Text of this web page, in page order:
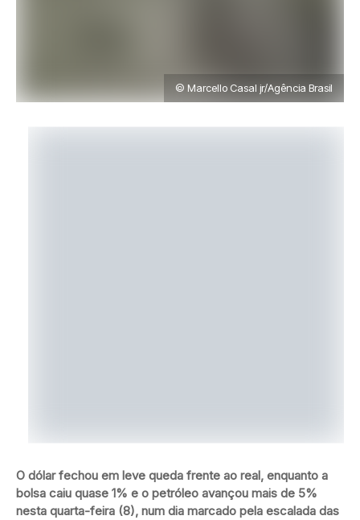
© Marcello Casal jr/Agência Brasil
O dólar fechou em leve queda frente ao real, enquanto a
bolsa caiu quase 1% e o petróleo avançou mais de 5%
nesta quarta-feira (8), num dia marcado pela escalada das